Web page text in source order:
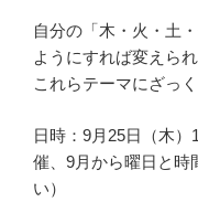
自分の「木・火・土
ようにすれば変えられ
これらテーマにざっ
日時：9月25日（木
催、9月から曜日と時
い）